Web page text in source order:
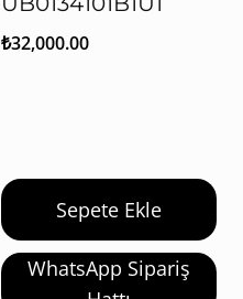
₺32,000.00
Sepete Ekle
WhatsApp Sipariş